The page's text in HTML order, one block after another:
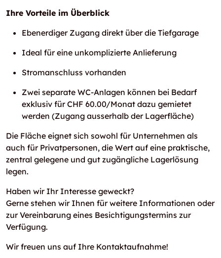
Ihre Vorteile im Überblick
Ebenerdiger Zugang direkt über die Tiefgarage
Ideal für eine unkomplizierte Anlieferung
Stromanschluss vorhanden
Zwei separate WC-Anlagen können bei Bedarf
exklusiv für CHF 60.00/Monat dazu gemietet
werden (Zugang ausserhalb der Lagerfläche)
Die Fläche eignet sich sowohl für Unternehmen als
auch für Privatpersonen, die Wert auf eine praktische,
zentral gelegene und gut zugängliche Lagerlösung
legen.
Haben wir Ihr Interesse geweckt?
Gerne stehen wir Ihnen für weitere Informationen oder
zur Vereinbarung eines Besichtigungstermins zur
Verfügung.
Wir freuen uns auf Ihre Kontaktaufnahme!